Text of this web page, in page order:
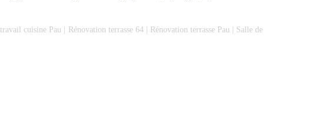
cuisine Pau | Rénovation terrasse 64| Rénovation terrasse Pau | Salle de